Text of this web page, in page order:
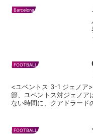
Barcelona
FOOTBALL
<ユベントス 3-1 ジェノア
節、ユベントス対ジェノア
ない時間に、クアドラード
FOOTBALL